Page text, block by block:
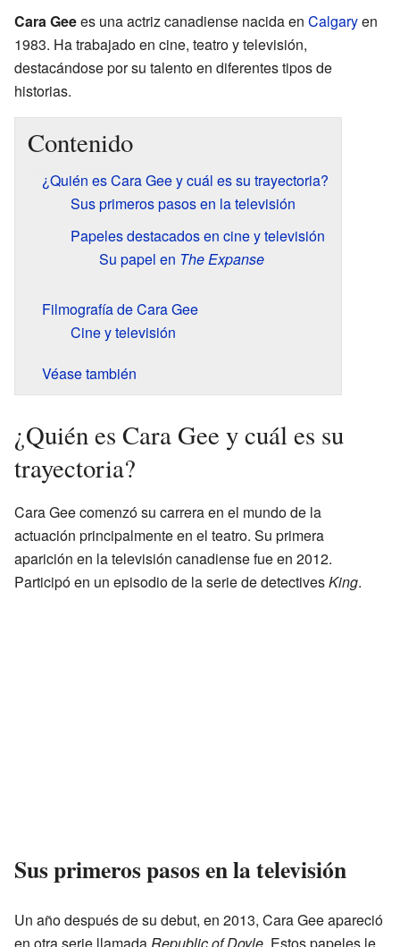
Cara Geees una actriz canadiense nacida en Calgaryen
1983. Ha trabajado en cine, teatro y televisión,
destacándose por su talento en diferentes tipos de
historias.
Contenido
¿Quién es Cara Gee y cuál es su trayectoria?
Sus primeros pasos en la televisión
Papeles destacados en cine y televisión
Su papel en The Expanse
Filmografía de Cara Gee
Cine y televisión
Véase también
¿Quién es Cara Gee y cuál es su
trayectoria?
Cara Gee comenzó su carrera en el mundo de la
actuación principalmente en el teatro. Su primera
aparición en la televisión canadiense fue en 2012.
Participó en un episodio de la serie de detectivesKing.
Sus primeros pasos en la televisión
Un año después de su debut, en 2013, Cara Gee apareció
en otra serie llamada Republic of Doyle . Estos papeles le